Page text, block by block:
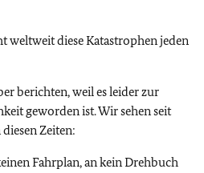
weltweit diese Katastrophen jeden
berichten, weil es leider zur
geworden ist. Wir sehen seit
Zeiten:
Fahrplan, an kein Drehbuch